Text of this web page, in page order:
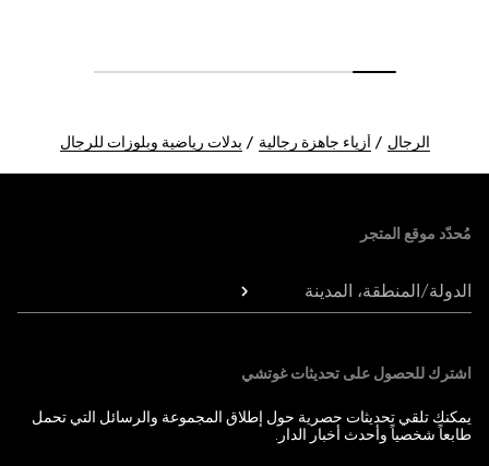
الرجال أزياء جاهزة رجالية بدلات رياضية وبلوزات للرجال
مُحدّد موقع المتجر
الدولة/المنطقة، المدينة
اشترك للحصول على تحديثات غوتشي
يمكنك تلقي تحديثات حصرية حول إطلاق المجموعة والرسائل التي تحمل
طابعاً شخصياً وأحدث أخبار الدار.